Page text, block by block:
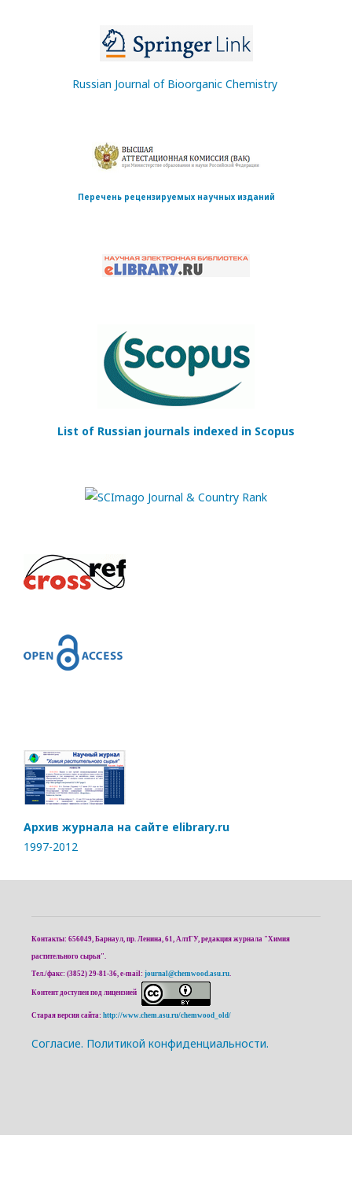
Russian Journal of Bioorganic Chemistry
Перечень рецензируемых научных изданий
List of Russian journals indexed in Scopus
Архив журнала на сайте elibrary.ru
1997-2012
Контакты: 656049, Барнаул, пр. Ленина, 61, АлтГУ, редакция журнала "Химия
растительного сырья".
Тел./факс: (3852) 29-81-36, e-mail: journal@chemwood.asu.ru
Контент доступен под лицензией
Старая версия сайта: http://www.chem.asu.ru/chemwood_old/
Cогласие. Политикой конфиденциальности.